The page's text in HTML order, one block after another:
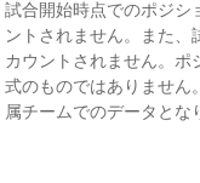
試合開始時点でのポジシ
ントされません。また、
カウントされません。ポ
式のものではありません
属チームでのデータとな